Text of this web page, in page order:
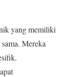
yang memiliki
Mereka